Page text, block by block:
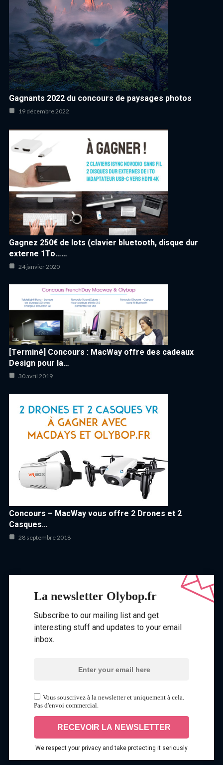
Gagnants 2022 du concours de paysages photos
19 décembre 2022
Gagnez 250€ de lots (clavier bluetooth, disque dur
externe 1To……
24 janvier 2020
[Terminé] Concours : MacWay offre des cadeaux
Design pour la…
30 avril 2019
Concours – MacWay vous offre 2 Drones et 2
Casques…
28 septembre 2018
La newsletter Olybop.fr
Subscribe to our mailing list and get
interesting stuff and updates to your email
inbox.
Vous souscrivez à la newsletter et uniquement à cela.
Pas d'envoi commercial.
We respect your privacy and take protecting it seriously